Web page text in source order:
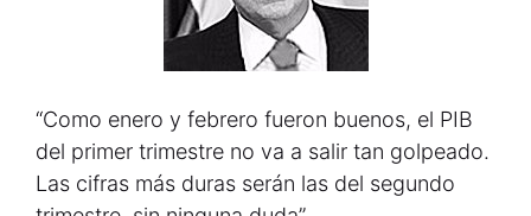
“Como enero y febrero fueron buenos, el PIB
del primer trimestre no va a salir tan golpeado.
Las cifras más duras serán las del segundo